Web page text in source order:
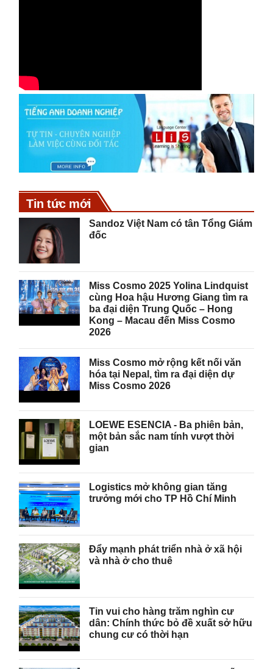
Tin tức mới
Sandoz Việt Nam có tân Tổng Giám
đốc
Miss Cosmo 2025 Yolina Lindquist
cùng Hoa hậu Hương Giang tìm ra
ba đại diện Trung Quốc – Hong
Kong – Macau đến Miss Cosmo
2026
Miss Cosmo mở rộng kết nối văn
hóa tại Nepal, tìm ra đại diện dự
Miss Cosmo 2026
LOEWE ESENCIA - Ba phiên bản,
một bản sắc nam tính vượt thời
gian
Logistics mở không gian tăng
trưởng mới cho TP Hồ Chí Minh
Đẩy mạnh phát triển nhà ở xã hội
và nhà ở cho thuê
Tin vui cho hàng trăm nghìn cư
dân: Chính thức bỏ đề xuất sở hữu
chung cư có thời hạn